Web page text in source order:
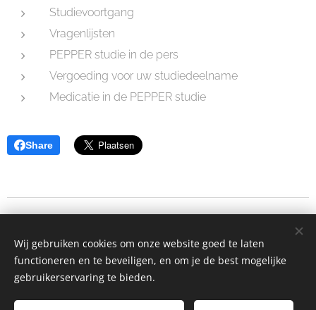
Studievoortgang
Vragenlijsten
PEPPER studie in de pers
Vergoeding voor uw studiedeelname
Medicatie in de PEPPER studie
Share
Pepper@kuleuven.be
Talen
Wij gebruiken cookies om onze website goed te laten
functioneren en te beveiligen, en om je de best mogelijke
gebruikerservaring te bieden.